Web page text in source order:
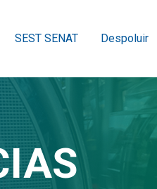
SEST SENAT Despoluir